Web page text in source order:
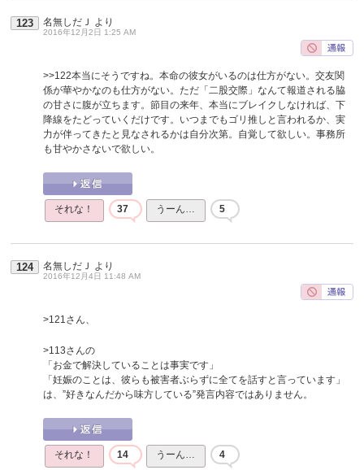
123 名無しだＪ より
2016年12月2日 1:25 AM
>>122本当にそうですね。本命の彼女がいるのは仕方がない。交友関
係が華やかなのも仕方がない。ただ「二股交際」なんて報道される脇
の甘さに腹が立ちます。節目の来年、本当にブレイクしなければ、下
降線をたどっていくだけです。いつまでもゴリ推しと言われるか、実
力が伴ってきたと見なされるかは自分次第。自覚して欲しい。事務所
も甘やかさないで欲しい。
それな！ 37 うーん… 5
124 名無しだＪ より
2016年12月4日 11:48 AM
>121さん、
>113さんの
「お金で解決していることは事実です」
「妊娠のことは、彼らも被害者ぶらずに全てを話すと言っています」
は、”好きなんだから味方している”発言内容ではありません。
それな！ 14 うーん… 4